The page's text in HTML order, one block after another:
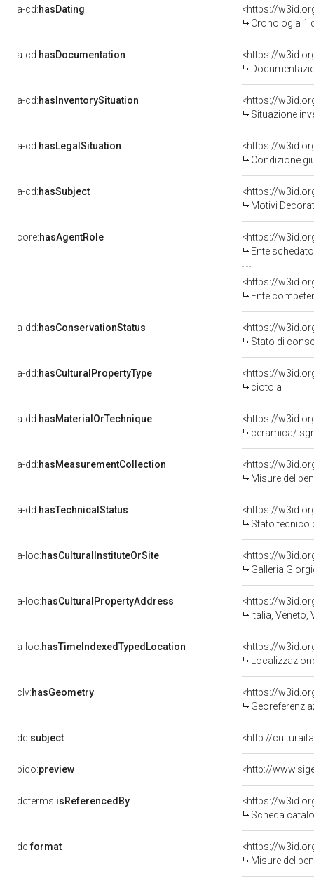
a-cd:hasDating
<https://
Cronologia 1
a-cd:hasDocumentation
a-cd:hasInventorySituation
<https://
Situazione
a-cd:hasLegalSituation
<https://
Condizione
a-cd:hasSubject
<https://
Motivi
core:hasAgentRole
<https://
Ente
<https://
Ente competente per tutela
a-dd:hasConservationStatus
<https://
Stato di
a-dd:hasCulturalPropertyType
<https://
ciotola
a-dd:hasMaterialOrTechnique
<https://
ceramica/
a-dd:hasMeasurementCollection
<https://
Misure del
a-dd:hasTechnicalStatus
<https://
Stato tecnico
a-loc:hasCulturalInstituteOrSite
<https://
Galleria
a-loc:hasCulturalPropertyAddress
<https://
Italia, Veneto,
a-loc:hasTimeIndexedTypedLocation
<https://
clv:hasGeometry
<https://
dc:subject <http://
pico:preview
dcterms:isReferencedBy
<https://
Scheda
dc:format
<https://
Misure del